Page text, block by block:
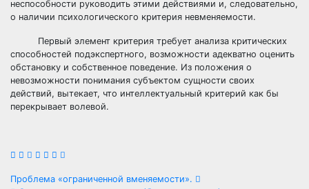
неспособности руководить этими действиями и, следовательно,
о наличии психологического критерия невменяемости.
Первый элемент критерия требует анализа критических
способностей подэкспертного, возможности адекватно оценить
обстановку и собственное поведение. Из положения о
невозможности понимания субъектом сущности своих
действий, вытекает, что интеллектуальный критерий как бы
перекрывает волевой.
Проблема «ограниченной вменяемости».